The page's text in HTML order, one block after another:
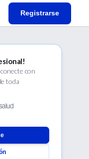
Registrarse
con
toda